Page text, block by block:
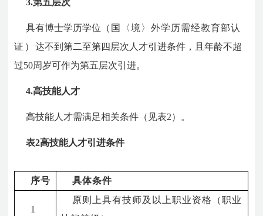
具有博士学历学位 （国〈境〉外学历需经教育部认
证）达不到第二至第四层次人才引进条件，且年龄不超
过50周岁可作为第五层次引进。
4.高技能人才
高技能人才需满足相关条件（见表2）。
表2高技能人才引进条件
序号 具体条件
1
原则上具有技师及以上职业资格（职业